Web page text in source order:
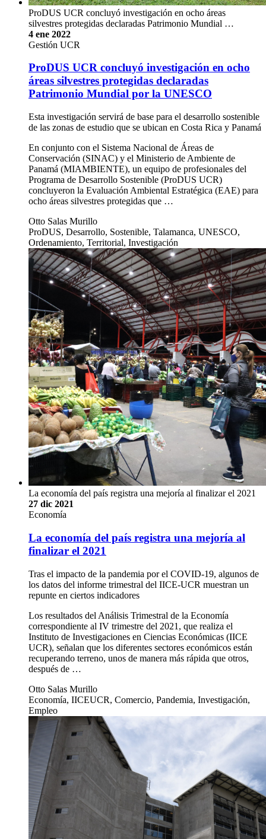
ProDUS UCR concluyó investigación en ocho áreas
silvestres protegidas declaradas Patrimonio Mundial …
4 ene 2022
Gestión UCR
ProDUS UCR concluyó investigación en ocho
áreas silvestres protegidas declaradas
Patrimonio Mundial por la UNESCO
Esta investigación servirá de base para el desarrollo sostenible
de las zonas de estudio que se ubican en Costa Rica y Panamá
En conjunto con el Sistema Nacional de Áreas de
Conservación (SINAC) y el Ministerio de Ambiente de
Panamá (MIAMBIENTE), un equipo de profesionales del
Programa de Desarrollo Sostenible (ProDUS UCR)
concluyeron la Evaluación Ambiental Estratégica (EAE) para
ocho áreas silvestres protegidas que …
Otto Salas Murillo
ProDUS, Desarrollo, Sostenible, Talamanca, UNESCO,
Ordenamiento, Territorial, Investigación
La economía del país registra una mejoría al finalizar el 2021
27 dic 2021
Economía
La economía del país registra una mejoría al
finalizar el 2021
Tras el impacto de la pandemia por el COVID-19, algunos de
los datos del informe trimestral del IICE-UCR muestran un
repunte en ciertos indicadores
Los resultados del Análisis Trimestral de la Economía
correspondiente al IV trimestre del 2021, que realiza el
Instituto de Investigaciones en Ciencias Económicas (IICE
UCR), señalan que los diferentes sectores económicos están
recuperando terreno, unos de manera más rápida que otros,
después de …
Otto Salas Murillo
Economía, IICEUCR, Comercio, Pandemia, Investigación,
Empleo